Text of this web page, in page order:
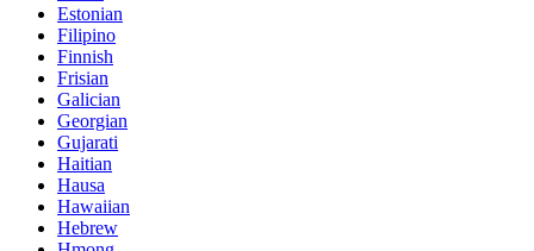
Estonian
Filipino
Finnish
Frisian
Galician
Georgian
Gujarati
Haitian
Hausa
Hawaiian
Hebrew